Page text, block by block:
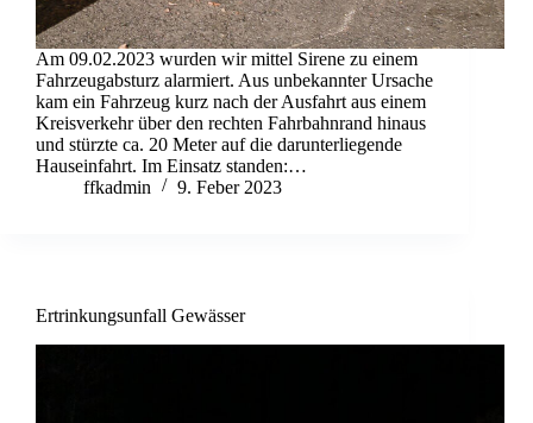
Am 09.02.2023 wurden wir mittel Sirene zu einem
Fahrzeugabsturz alarmiert. Aus unbekannter Ursache
kam ein Fahrzeug kurz nach der Ausfahrt aus einem
Kreisverkehr über den rechten Fahrbahnrand hinaus
und stürzte ca. 20 Meter auf die darunterliegende
Hauseinfahrt. Im Einsatz standen:…
ffkadmin
9. Feber 2023
Ertrinkungsunfall Gewässer